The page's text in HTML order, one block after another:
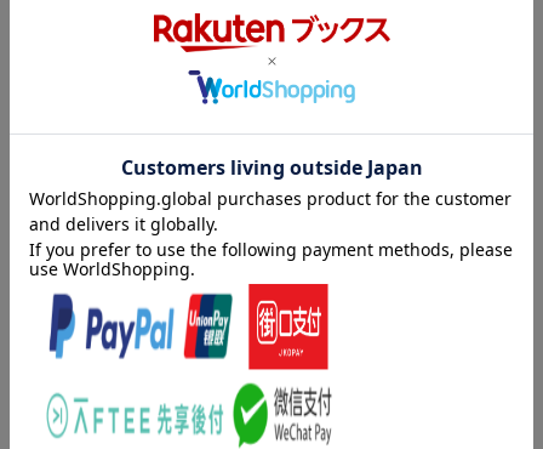
翻弄される人々の声を聞くーー。高度化する“嘘”の裏側に迫るドキ
ュメント。『読売新聞』長期連載「虚実のはざま」、待望の書籍
乱と不信、そして分断をもたらした。そうした現象を傍から見て
いて、疑問を抱いていた人は少なくないだろう。
いったいどんな人が？ 流布する真意は何なのか？ なぜ信じてし
まうのか？・・・・・・
本書は、その答えと背景にあるものを解き明かそうと、記者が
様々な立場の当事者に取材を重ね、実相に肉薄したドキュメント
である。
私たちが、読売新聞の長期連載「虚実のはざま」の取材を始め
たのは今から2年近く前の2020年11月。この問題への関心は日本
では高くなかった時期だ。
だが、今までとは違う何かが起きているのではないか。でも言
内容紹介（「BOOK」データベースより）
なぜ流布するのか、なぜ信じるのか。米大統領選→コロナワクチ
ン→ウクライナ侵攻、連鎖する陰謀論。ネットでデマを流布する
匿名の発信者を追い翻弄される人々の声を聞くー高度化する嘘の
裏側に迫るドキュメント。